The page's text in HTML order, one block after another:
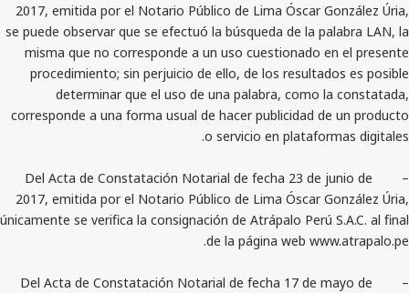
2017, emitida por el Notario Público de Lima Óscar
se puede observar que se efectuó la búsqueda de la
misma que no corresponde a un uso cuestionado
procedimiento; sin perjuicio de ello, de los
determinar que el uso de una palabra, como
corresponde a una forma usual de hacer publicidad
o servicio en
– Del Acta de Constatación Notarial de fecha 23 de
2017, emitida por el Notario Público de Lima Óscar
únicamente se verifica la consignación de Atrápalo
de la página web
– Del Acta de Constatación Notarial de fecha 17 de